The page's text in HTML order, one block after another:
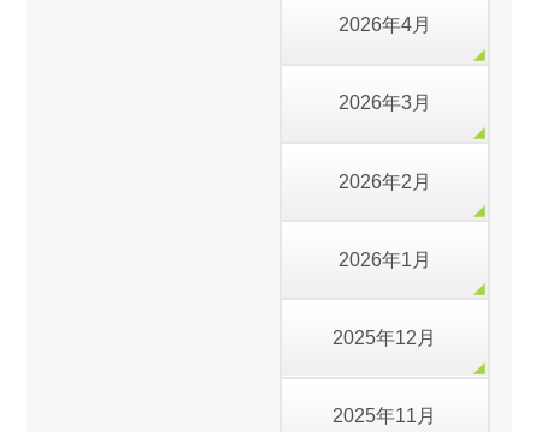
2026年4月
2026年3月
2026年2月
2026年1月
2025年12月
2025年11月